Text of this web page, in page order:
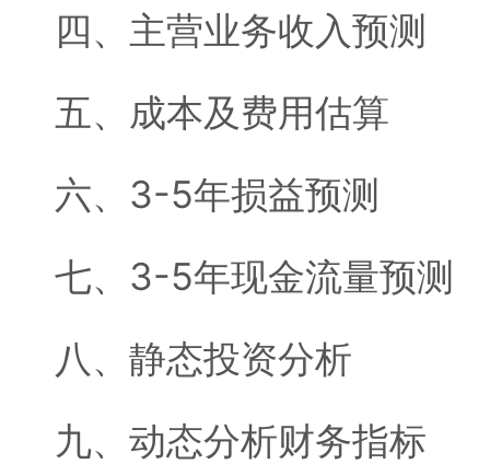
四、主营业务收入预测
五、成本及费用估算
六、3-5年损益预测
七、3-5年现金流量预测
八、静态投资分析
九、动态分析财务指标